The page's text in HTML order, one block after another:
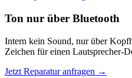
Ton nur über Bluetooth
Intern kein Sound, nur über
Zeichen für einen Lautsprecher-
Jetzt Reparatur anfragen →